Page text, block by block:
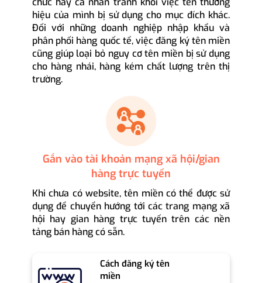
hiệu của mình bị sử dụng cho mục đích khác.
Đối với những doanh nghiệp nhập khẩu và
phân phối hàng quốc tế, việc đăng ký tên miền
cũng giúp loại bỏ nguy cơ tên miền bị sử dụng
cho hàng nhái, hàng kém chất lượng trên thị
trường.
Gắn vào tài khoản mạng xã hội/gian
hàng trực tuyến
Khi chưa có website, tên miền có thể được sử
dụng để chuyển hướng tới các trang mạng xã
hội hay gian hàng trực tuyến trên các nền
tảng bán hàng có sẵn.
Cách đăng ký tên
miền